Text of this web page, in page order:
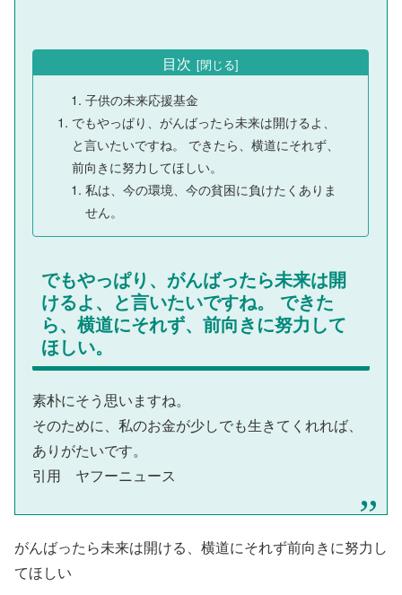
目次
子供の未来応援基金
でもやっぱり、がんばったら未来は開けるよ、
と言いたいですね。 できたら、横道にそれず、
前向きに努力してほしい。
私は、今の環境、今の貧困に負けたくありま
せん。
でもやっぱり、がんばったら未来は開
けるよ、と言いたいですね。 できた
ら、横道にそれず、前向きに努力して
ほしい。
素朴にそう思いますね。
そのために、私のお金が少しでも生きてくれれば、
ありがたいです。
引用 ヤフーニュース
がんばったら未来は開ける、横道にそれず前向きに努力し
てほしい